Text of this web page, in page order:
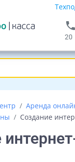
phone
20
Аренда
Создание